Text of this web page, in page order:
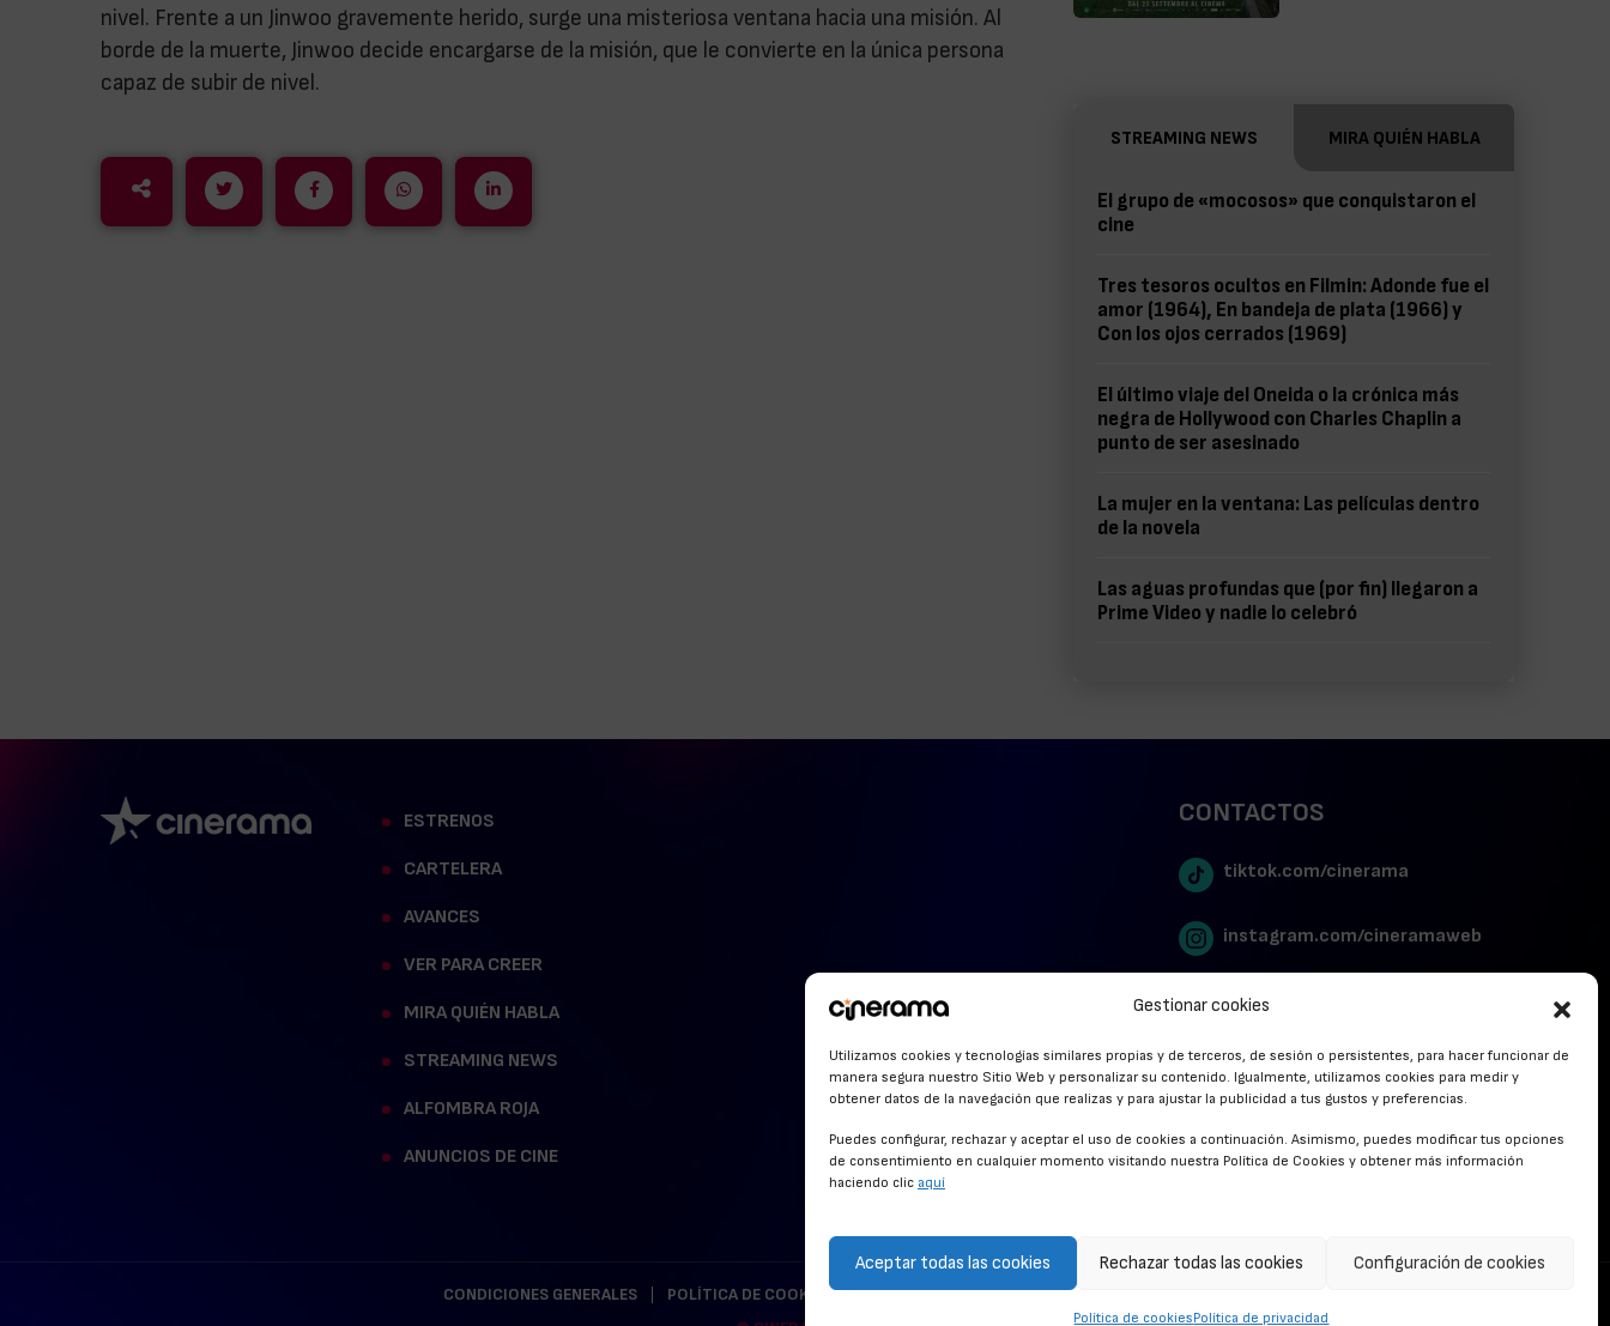
Gestionar cookies
Utilizamos cookies y tecnologías similares propias y de terceros, de sesión o persistentes, para hacer funcionar de
manera segura nuestro Sitio Web y personalizar su contenido. Igualmente, utilizamos cookies para medir y
obtener datos de la navegación que realizas y para ajustar la publicidad a tus gustos y preferencias.
Puedes configurar, rechazar y aceptar el uso de cookies a continuación. Asimismo, puedes modificar tus opciones
de consentimiento en cualquier momento visitando nuestra Política de Cookies y obtener más información
haciendo clic aquí
Aceptar todas las cookies Rechazar todas las cookies Configuración de cookies
Política de cookiesPolítica de privacidad
nivel. Frente a un Jinwoo gravemente herido, surge una misteriosa ventana hacia una misión. Al
borde de la muerte, Jinwoo decide encargarse de la misión, que le convierte en la única persona
capaz de subir de nivel.
STREAMING NEWS MIRA QUIÉN HABLA
El grupo de «mocosos» que conquistaron el
cine
Tres tesoros ocultos en Filmin: Adonde fue el
amor (1964), En bandeja de plata (1966) y
Con los ojos cerrados (1969)
El último viaje del Oneida o la crónica más
negra de Hollywood con Charles Chaplin a
punto de ser asesinado
La mujer en la ventana: Las películas dentro
de la novela
Las aguas profundas que (por fin) llegaron a
Prime Video y nadie lo celebró
ESTRENOS
CARTELERA
AVANCES
VER PARA CREER
MIRA QUIÉN HABLA
STREAMING NEWS
ALFOMBRA ROJA
ANUNCIOS DE CINE
CONTACTOS
tiktok.com/cinerama
instagram.com/cineramaweb
twitter.com/cinerames
Youtube Canal Cinerama
CONDICIONES GENERALES POLÍTICA DE COOKIES POLÍTICA DE PRIVACIDAD